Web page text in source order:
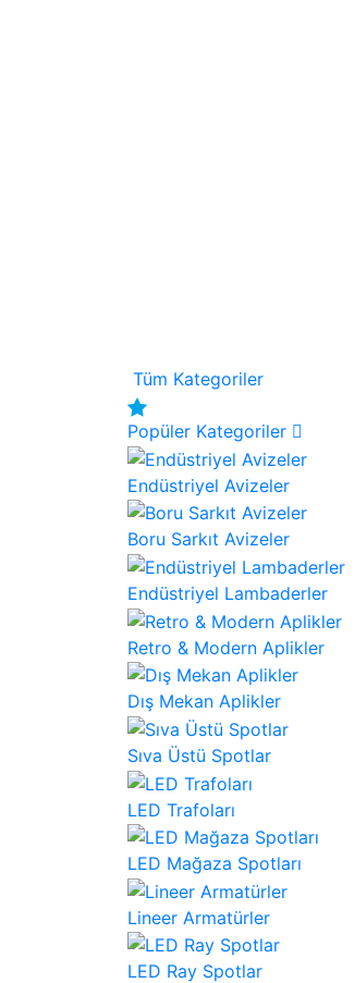
Tüm Kategoriler
Popüler Kategoriler
Endüstriyel Avizeler
Boru Sarkıt Avizeler
Endüstriyel Lambaderler
Retro & Modern Aplikler
Dış Mekan Aplikler
Sıva Üstü Spotlar
LED Trafoları
LED Mağaza Spotları
Lineer Armatürler
LED Ray Spotlar